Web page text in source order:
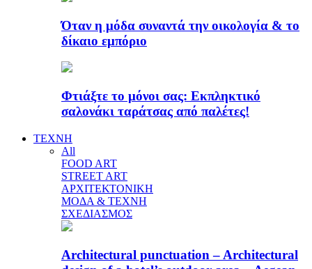
Όταν η μόδα συναντά την οικολογία & το
δίκαιο εμπόριο
Φτιάξτε το μόνοι σας: Εκπληκτικό
σαλονάκι ταράτσας από παλέτες!
ΤΕΧΝΗ
All
FOOD ART
STREET ART
ΑΡΧΙΤΕΚΤΟΝΙΚΗ
ΜΟΔΑ & ΤΕΧΝΗ
ΣΧΕΔΙΑΣΜΟΣ
Architectural punctuation – Architectural